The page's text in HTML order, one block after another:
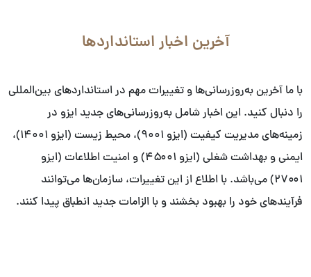
آخرین اخبار استانداردها
با ما آخرین به‌روزرسانی‌ها و تغییرات مهم در استانداردهای بین‌المللی
را دنبال کنید. این اخبار شامل به‌روزرسانی‌های جدید ایزو در
زمینه‌های مدیریت کیفیت (ایزو ۹۰۰۱)، محیط زیست (ایزو ۱۴۰۰۱)،
ایمنی و بهداشت شغلی (ایزو ۴۵۰۰۱) و امنیت اطلاعات (ایزو
۲۷۰۰۱) می‌باشد. با اطلاع از این تغییرات، سازمان‌ها می‌توانند
فرآیندهای خود را بهبود بخشند و با الزامات جدید انطباق پیدا کنند.